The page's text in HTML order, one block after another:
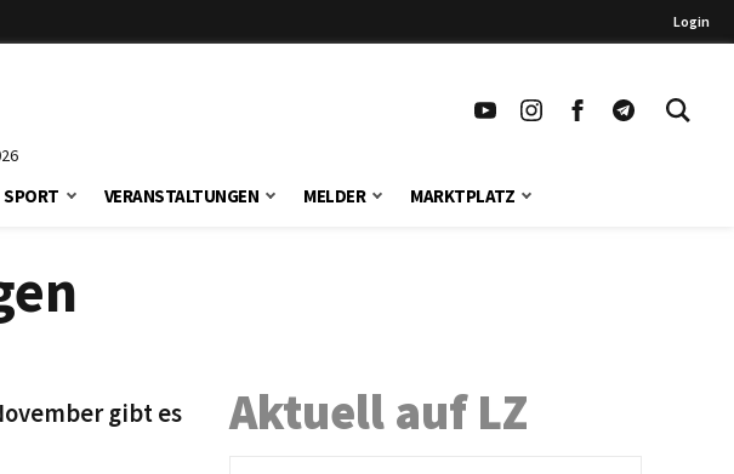
Login
SPORT VERANSTALTUNGEN MELDER MARKTPLATZ
gibt es
Aktuell auf LZ